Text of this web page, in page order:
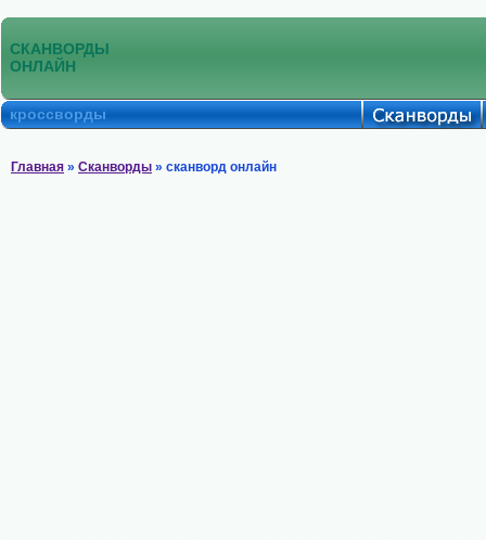
СКАНВОРДЫ
ОНЛАЙН
кроссворды
Главная » Сканворды » сканворд онлайн